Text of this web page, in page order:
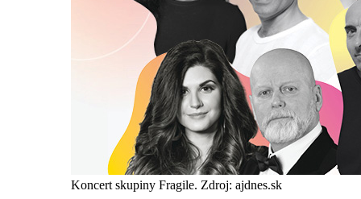
Koncert skupiny Fragile. Zdroj: ajdnes.sk